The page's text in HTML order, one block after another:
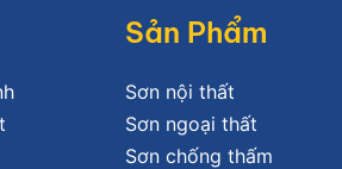
Sản Phẩm
Sơn nội thất
Sơn ngoại thất
Sơn chống thấm